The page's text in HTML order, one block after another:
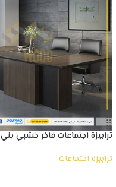
ترابيزة اجتماعات فاخر خشبي بني
ترابيزة اجتماعات